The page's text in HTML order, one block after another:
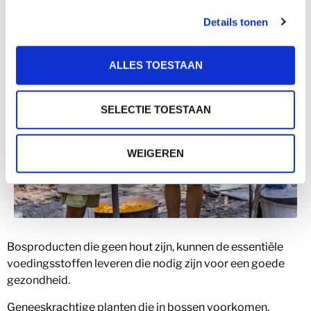
Details tonen
ALLES TOESTAAN
SELECTIE TOESTAAN
WEIGEREN
Bosproducten die geen hout zijn, kunnen de essentiële
voedingsstoffen leveren die nodig zijn voor een goede
gezondheid.
Geneeskrachtige planten die in bossen voorkomen,